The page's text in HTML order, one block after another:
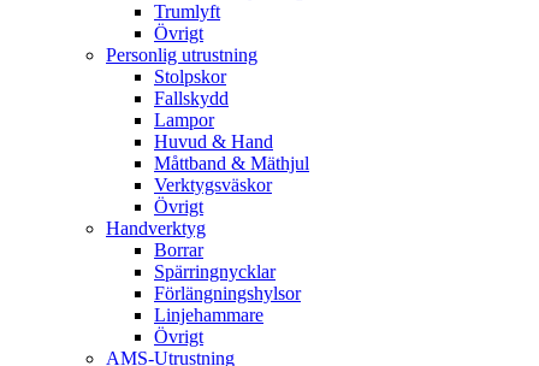
Trumlyft
Övrigt
Personlig utrustning
Stolpskor
Fallskydd
Lampor
Huvud & Hand
Måttband & Mäthjul
Verktygsväskor
Övrigt
Handverktyg
Borrar
Spärringnycklar
Förlängningshylsor
Linjehammare
Övrigt
AMS-Utrustning